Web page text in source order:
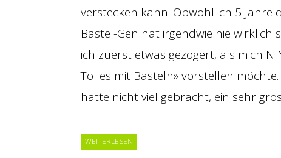
verstecken kann. Obwohl ich 5
Bastel-Gen hat irgendwie nie
ich zuerst etwas gezögert, als mich
Tolles mit Basteln» vorstellen
hätte nicht viel gebracht, ein sehr
WEITERLESEN